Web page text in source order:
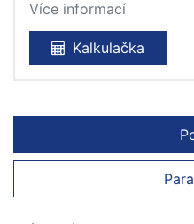
Více informací
Kalkulačka